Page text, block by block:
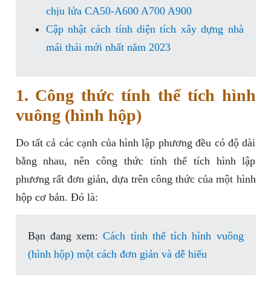
chịu lửa CA50-A600 A700 A900
Cập nhật cách tính diện tích xây dựng nhà
mái thái mới nhất năm 2023
1. Công thức tính thể tích hình
vuông (hình hộp)
Do tất cả các cạnh của hình lập phương đều có độ dài
bằng nhau, nên công thức tính thể tích hình lập
phương rất đơn giản, dựa trên công thức của một hình
hộp cơ bản. Đó là:
Bạn đang xem:Cách tính thể tích hình vuông
(hình hộp) một cách đơn giản và dễ hiểu